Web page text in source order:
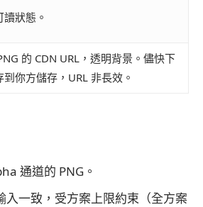
讀狀態。
的 CDN URL，透明背景。儘快下
到你方儲存，URL 非長效。
通道的 PNG。
一致，受方案上限約束（全方案